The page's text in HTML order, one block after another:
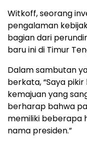
Witkoff, seorang
pengalaman
bagian dari
baru ini di Timur
Dalam sambutan
berkata, “Saya
kemajuan yang
berharap bahwa
memiliki beberapa
nama presiden.”